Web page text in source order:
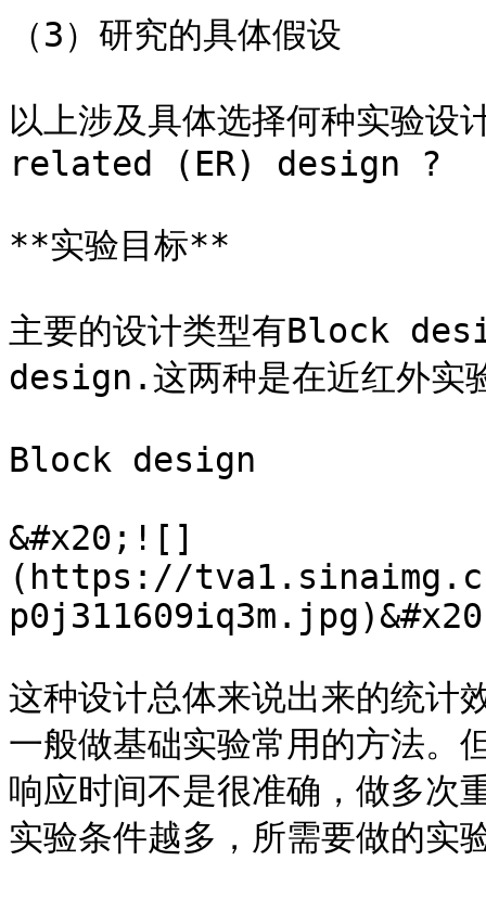
（3）研究的具体假设
以上涉及具体选择何种实
related (ER) design ?
**实验目标**
主要的设计类型有Block
design.这两种是在近红外实
Block design
&#x20;![]
(https://
这种设计总体来说出来的统计
一般做基础实验常用的方法。
响应时间不是很准确，做多次
实验条件越多，所需要做的实